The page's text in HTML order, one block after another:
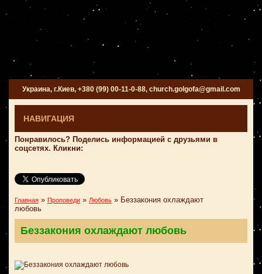
Украина, г.Киев, +380 (99) 00-11-0-88, church.golgofa@gmail.com
НАВИГАЦИЯ
Понравилось? Поделись информацией с друзьями в
соцсетях. Кликни:
Главная » Проповеди » Любовь » Беззакония охлаждают
любовь
Беззакония охлаждают любовь